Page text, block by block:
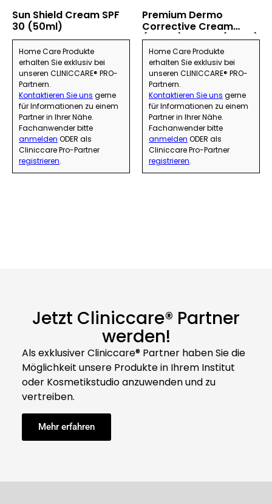
Sun Shield Cream SPF
30 (50ml)
Home Care Produkte
erhalten Sie exklusiv bei
unseren CLINICCARE® PRO-
Partnern.
Kontaktieren Sie uns gerne
für Informationen zu einem
Partner in Ihrer Nähe.
Fachanwender bitte
anmelden ODER als
Cliniccare Pro-Partner
registrieren.
Premium Dermo
Corrective Cream
(SPF50) Darker (35 ml)
Home Care Produkte
erhalten Sie exklusiv bei
unseren CLINICCARE® PRO-
Partnern.
Kontaktieren Sie uns gerne
für Informationen zu einem
Partner in Ihrer Nähe.
Fachanwender bitte
anmelden ODER als
Cliniccare Pro-Partner
registrieren.
Jetzt Cliniccare® Partner
werden!
Als exklusiver Cliniccare® Partner haben Sie die
Möglichkeit unsere Produkte in Ihrem Institut
oder Kosmetikstudio anzuwenden und zu
vertreiben.
Mehr erfahren